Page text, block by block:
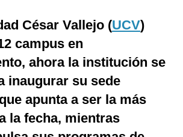
César Vallejo (UCV)
campus en
ahora la institución se
inaugurar su sede
apunta a ser la más
la fecha, mientras